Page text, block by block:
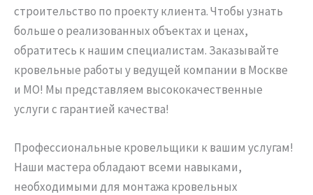
строительство по проекту клиента. Чтобы узнать
больше о реализованных объектах и ценах,
обратитесь к нашим специалистам. Заказывайте
кровельные работы у ведущей компании в Москве
и МО! Мы представляем высококачественные
услуги с гарантией качества!
Профессиональные кровельщики к вашим услугам!
Наши мастера обладают всеми навыками,
необходимыми для монтажа кровельных